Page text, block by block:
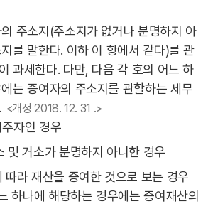
주소지(주소지가 없거나 분명하지 아
를 말한다. 이하 이 항에서 같다)를 관
과세한다. 다만, 다음 각 호의 어느 하
는 증여자의 주소지를 관할하는 세무
<개정 2018. 12. 31 .>
자인 경우
및 거소가 분명하지 아니한 경우
라 재산을 증여한 것으로 보는 경우
하나에 해당하는 경우에는 증여재산의